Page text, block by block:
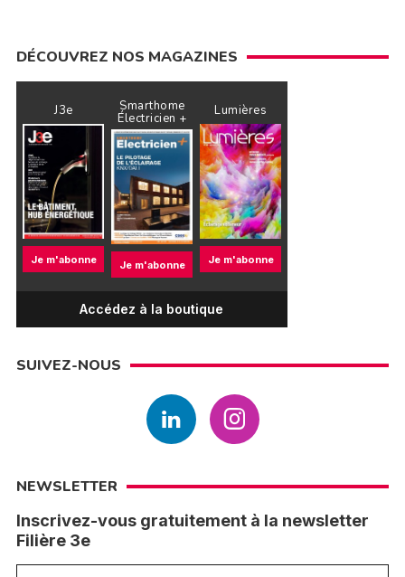
DÉCOUVREZ NOS MAGAZINES
J3e
Je m'abonne
Smarthome
Électricien +
Je m'abonne
Lumières
Je m'abonne
Accédez à la boutique
SUIVEZ-NOUS
NEWSLETTER
Inscrivez-vous gratuitement à la newsletter
Filière 3e